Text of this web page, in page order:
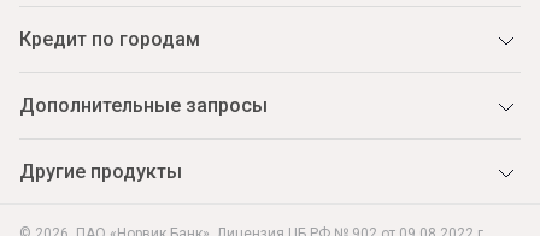
Кредит по городам
Дополнительные запросы
Другие продукты